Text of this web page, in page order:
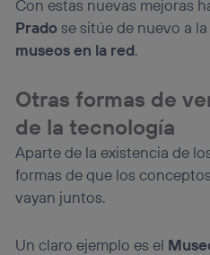
Con estas nuevas mejoras
Pradose sitúe de nuevo a
museos en la red.
Otras formas de
de la tecnología
Aparte de la existencia de
formas de que los
vayan juntos.
Un claro ejemplo es el